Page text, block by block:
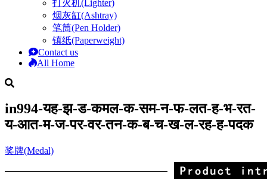
打火机(Lighter)
烟灰缸(Ashtray)
笔筒(Pen Holder)
镇纸(Paperweight)
Contact us
All Home
in994-यह-झ-ड-कमल-क-सम-न-फ-लत-ह-भ-रत-
य-आत-म-ज-पर-वर-तन-क-ब-च-ख-ल-रह-ह-पदक
奖牌(Medal)